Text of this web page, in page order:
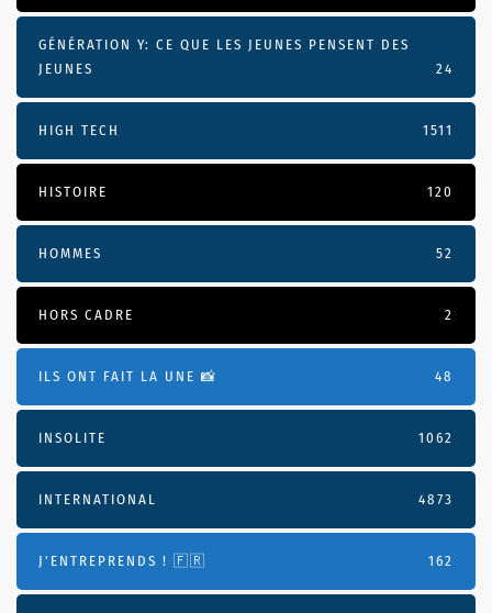
GÉNÉRATION Y: CE QUE LES JEUNES PENSENT DES
JEUNES
24
HIGH TECH 1511
HISTOIRE 120
HOMMES 52
HORS CADRE 2
ILS ONT FAIT LA UNE 📸 48
INSOLITE 1062
INTERNATIONAL 4873
J'ENTREPRENDS ! 🇫🇷 162